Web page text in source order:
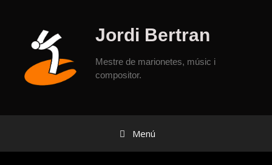
Jordi Bertran
Mestre de marionetes, músic i
compositor.
Menú